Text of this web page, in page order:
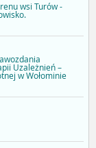
wsi Turów -
Uzależnień –
w Wołominie